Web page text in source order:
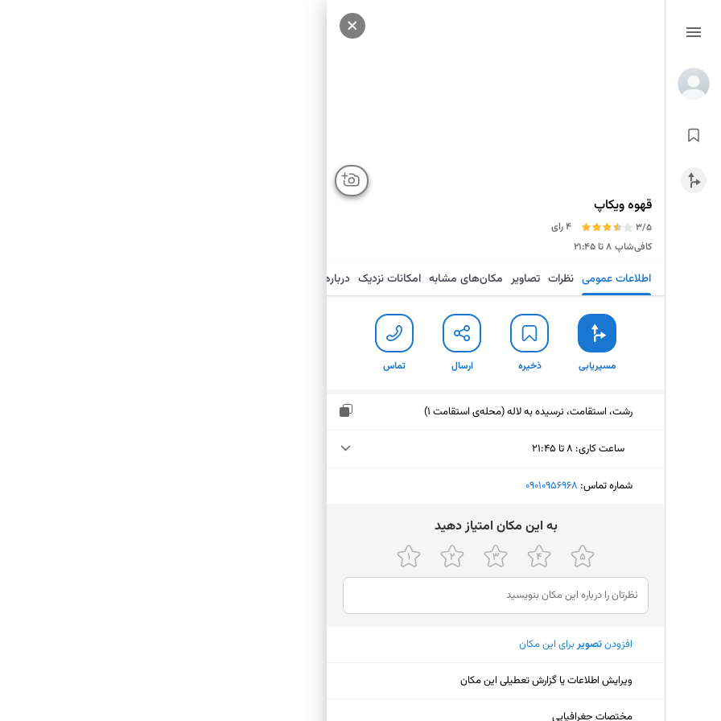
قهوه ویکاپ
3/5
4 رای
کافی‌شاپ ۸ تا ۲۱:۴۵
اطلاعات عمومی نظرات تصاویر مکان‌های مشابه امکانات نزدیک درباره
مسیریابی ذخیره ارسال تماس
رشت، استقامت، نرسیده به لاله (محله‌ی استقامت ۱)
ساعت کاری: ۸ تا ۲۱:۴۵
دوشنبه (امروز)
پنجشنبه
۸ تا ۲۱:۴۵
جمعه
۱۰:۳۰ تا ۱۹
شنبه
یکشنبه
شماره تماس: ‎09010956968
ﺑﻪ اﯾﻦ ﻣﮑﺎن اﻣﺘﯿﺎز دﻫﯿﺪ
افزودنتصویربرای این مکان
ویرایش اطلاعات یا گزارش تعطیلی این مکان
مختصات جغرافیایی